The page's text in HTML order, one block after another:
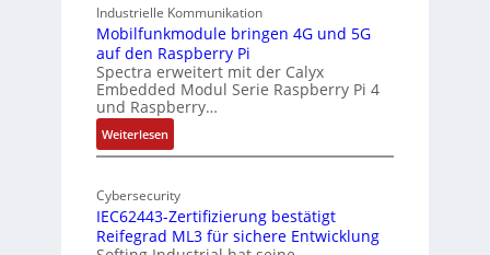
rI
a
n
d
E
g
e
9
-
Z
o
l
l
-
I
d
u
Industrielle Kommunikation
Mobilfunkmodule bringen 4G und 5G
auf den Raspberry Pi
Spectra erweitert mit der Calyx
Embedded Modul Serie Raspberry Pi 4
und Raspberry…
Weiterlesen:
M
b
i
Cybersecurity
IEC62443-Zertifizierung bestätigt
Reifegrad ML3 für sichere Entwicklung